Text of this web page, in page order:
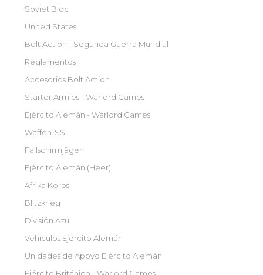
Soviet Bloc
United States
Bolt Action - Segunda Guerra Mundial
Reglamentos
Accesorios Bolt Action
Starter Armies - Warlord Games
Ejército Alemán - Warlord Games
Waffen-SS
Fallschirmjäger
Ejército Alemán (Heer)
Afrika Korps
Blitzkrieg
División Azul
Vehículos Ejército Alemán
Unidades de Apoyo Ejército Alemán